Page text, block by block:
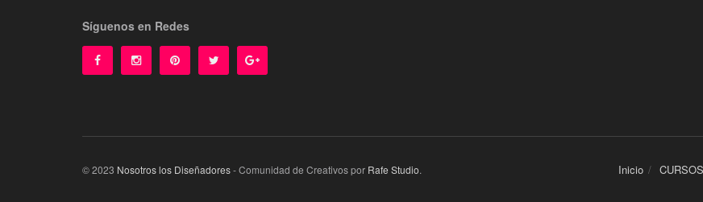
Síguenos en Redes
Inicio CURSOS
© 2023 Nosotros los Diseñadores- Comunidad de Creativos por Rafe Studio.